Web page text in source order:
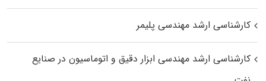
کارشناسی ارشد مهندسی پلیمر
کارشناسی ارشد مهندسی ابزار دقیق و اتوماسیون در صنایع